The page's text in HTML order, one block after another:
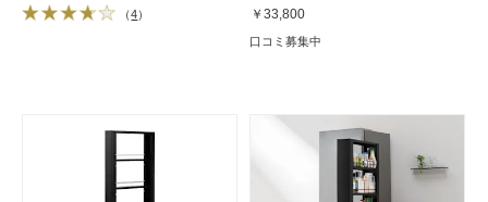
（4） ￥33,800
口コミ募集中